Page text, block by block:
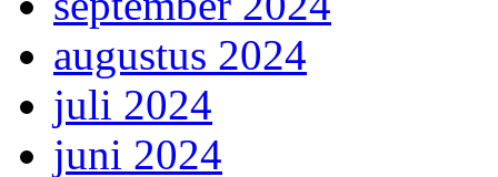
augustus 2024
juli 2024
juni 2024